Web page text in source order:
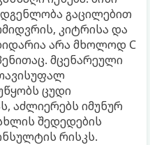
გაცილებით
კიტრისა და
არა მხოლოდ C
მცენარეული
ცუდი
აძლიერებს იმუნურ
შედედების
რისკს.